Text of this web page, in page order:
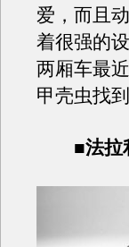
爱，而且
着很强的
两厢车最
甲壳虫找
■法拉